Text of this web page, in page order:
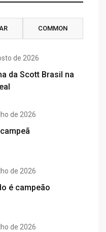
COMMON
de 2026
da Scott Brasil na
de 2026
de 2026
é campeão
de 2026